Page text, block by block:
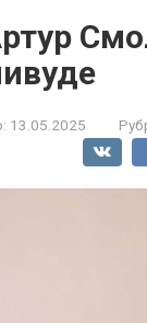
13.05.2025